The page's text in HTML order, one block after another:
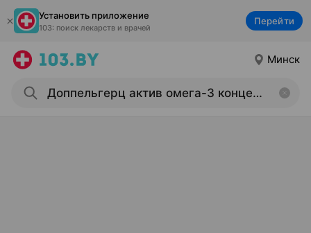
Установить приложение
103: поиск лекарств и врачей
Перейти
Минск